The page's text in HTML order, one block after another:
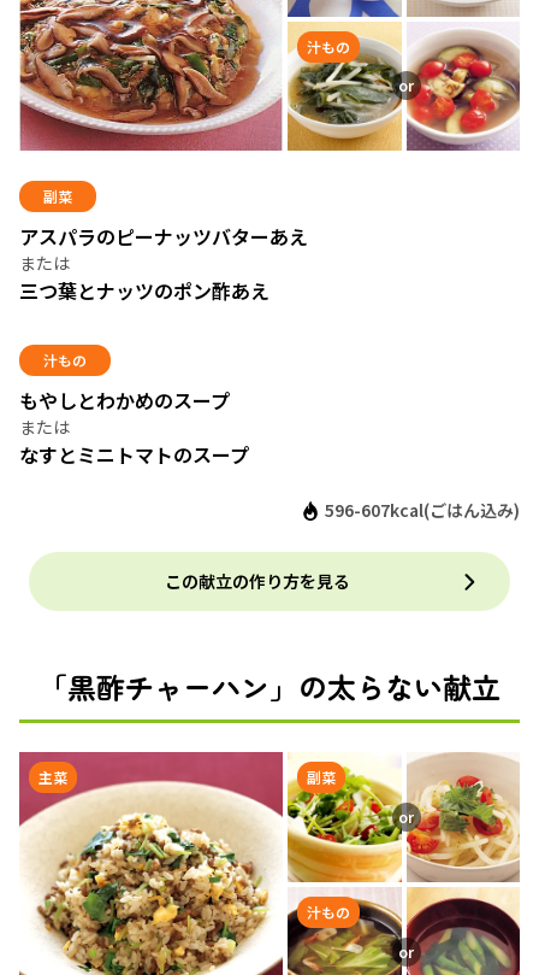
汁もの
副菜
アスパラのピーナッツバターあえ
三つ葉とナッツのポン酢あえ
汁もの
もやしとわかめのスープ
なすとミニトマトのスープ
596-607kcal(ごはん込み)
この献立の作り方を見る
「黒酢チャーハン」の太らない献立
主菜 副菜
汁もの